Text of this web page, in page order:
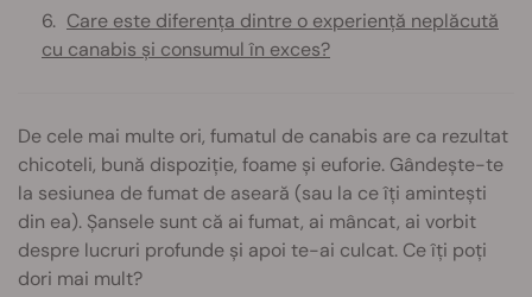
Care este diferența dintre o experiență neplăcută
cu canabis și consumul în exces?
De cele mai multe ori, fumatul de canabis are ca rezultat
chicoteli, bună dispoziție, foame și euforie. Gândește-te
la sesiunea de fumat de aseară (sau la ce îți amintești
din ea). Șansele sunt că ai fumat, ai mâncat, ai vorbit
despre lucruri profunde și apoi te-ai culcat. Ce îți poți
dori mai mult?